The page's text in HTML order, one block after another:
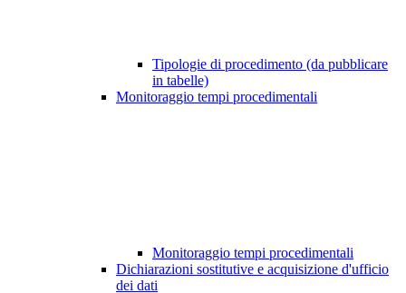
Tipologie di procedimento (da pubblicare
in tabelle)
Monitoraggio tempi procedimentali
Monitoraggio tempi procedimentali
Dichiarazioni sostitutive e acquisizione d'ufficio
dei dati